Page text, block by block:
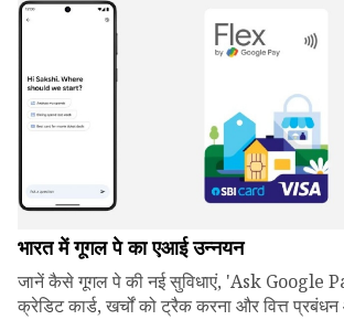
भारत में गूगल पे का एआई उन्नयन
जानें कैसे गूगल पे की नई सुविधाएं, 'Ask Google
क्रेडिट कार्ड, खर्चों को ट्रैक करना और वित्त